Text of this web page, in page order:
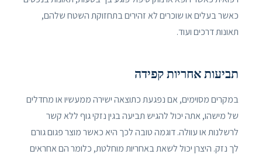
כאשר בעלים או שוכרים לא זהירים בתחזוקת השטח שלהם,
תאונות דרכים ועוד.
תביעות אחריות קפידה
במקרים מסוימים, אם נפגעת כתוצאה ישירה ממעשיו או מחדלים
של מישהו, אתה יכול להגיש תביעה בגין נזקי גוף ללא קשר
לרשלנות או עוולה. דוגמה טובה לכך היא כאשר מוצר פגום גורם
לך נזק. היצרן יכול לשאת באחריות מוחלטת, כלומר הם אחראים